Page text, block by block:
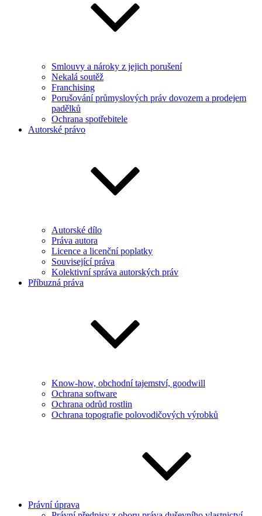
Smlouvy a nároky z jejich porušení
Nekalá soutěž
Franchising
Porušování průmyslových práv dovozem a prodejem
padělků
Ochrana spotřebitele
Autorské právo
Autorské dílo
Práva autora
Licence a licenční poplatky
Související práva
Kolektivní správa autorských práv
Příbuzná práva
Know-how, obchodní tajemství, goodwill
Ochrana software
Ochrana odrůd rostlin
Ochrana topografie polovodičových výrobků
Právní úprava